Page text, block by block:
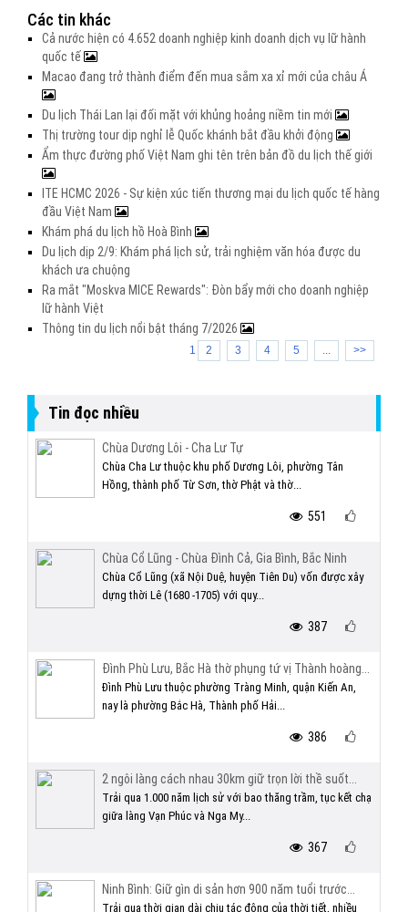
Các tin khác
Cả nước hiện có 4.652 doanh nghiệp kinh doanh dịch vụ lữ hành
quốc tế
Macao đang trở thành điểm đến mua sắm xa xỉ mới của châu Á
Du lịch Thái Lan lại đối mặt với khủng hoảng niềm tin mới
Thị trường tour dịp nghỉ lễ Quốc khánh bắt đầu khởi động
Ẩm thực đường phố Việt Nam ghi tên trên bản đồ du lịch thế giới
ITE HCMC 2026 - Sự kiện xúc tiến thương mại du lịch quốc tế hàng
đầu Việt Nam
Khám phá du lịch hồ Hoà Bình
Du lịch dịp 2/9: Khám phá lịch sử, trải nghiệm văn hóa được du
khách ưa chuộng
Ra mắt "Moskva MICE Rewards": Đòn bẩy mới cho doanh nghiệp
lữ hành Việt
Thông tin du lịch nổi bật tháng 7/2026
1 2 3 4 5 ... >>
Tin đọc nhiều
Chùa Dương Lôi - Cha Lư Tự
Chùa Cha Lư thuộc khu phố Dương Lôi, phường Tân
Hồng, thành phố Từ Sơn, thờ Phật và thờ...
551
Chùa Cổ Lũng - Chùa Đình Cả, Gia Bình, Bắc Ninh
Chùa Cổ Lũng (xã Nội Duệ, huyện Tiên Du) vốn được xây
dựng thời Lê (1680 -1705) với quy...
387
Đình Phù Lưu, Bắc Hà thờ phụng tứ vị Thành hoàng...
Đình Phù Lưu thuộc phường Tràng Minh, quận Kiến An,
nay là phường Bắc Hà, Thành phố Hải...
386
2 ngôi làng cách nhau 30km giữ trọn lời thề suốt...
Trải qua 1.000 năm lịch sử với bao thăng trầm, tục kết chạ
giữa làng Vạn Phúc và Nga My...
367
Ninh Bình: Giữ gìn di sản hơn 900 năm tuổi trước...
Trải qua thời gian dài chịu tác động của thời tiết, nhiều